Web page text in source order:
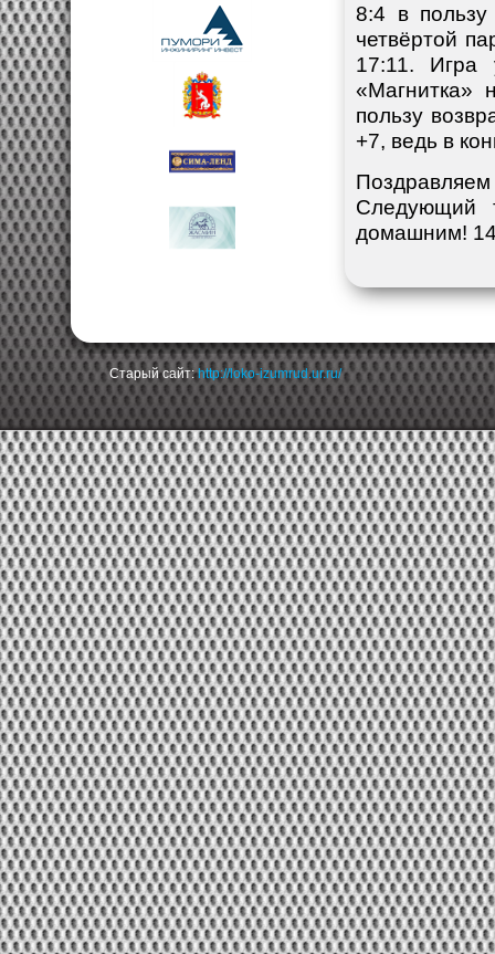
8:4 в
четвёртой
17:11.
«Магнитка»
пользу
+7, ведь в
Следующий
домашним!
Старый сайт:http://loko-izumrud.ur.ru/